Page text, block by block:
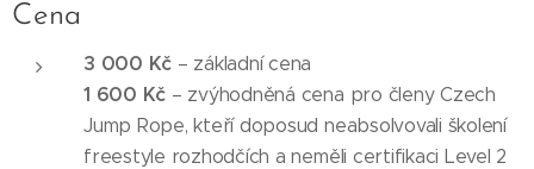
Cena
3 000 Kč – základní cena
1 600 Kč – zvýhodněná cena pro členy Czech
Jump Rope, kteří doposud neabsolvovali školení
freestyle rozhodčích a neměli certifikaci Level 2